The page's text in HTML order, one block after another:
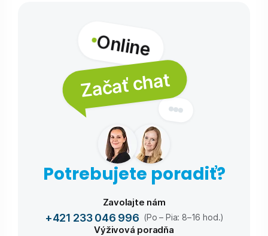
Online
Začať chat
Potrebujete poradiť?
Zavolajte nám
+421 233 046 996 (Po – Pia: 8–16 hod.)
Výživová poradňa